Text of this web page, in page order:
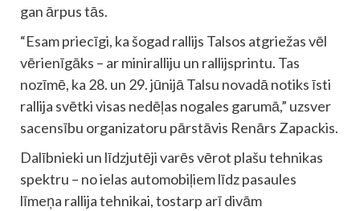
gan ārpus tās.
“Esam priecīgi, ka šogad rallijs Talsos atgriežas vēl
vērienīgāks – ar miniralliju un rallijsprintu. Tas
nozīmē, ka 28. un 29. jūnijā Talsu novadā notiks īsti
rallija svētki visas nedēļas nogales garumā,” uzsver
sacensību organizatoru pārstāvis Renārs Zapackis.
Dalībnieki un līdzjutēji varēs vērot plašu tehnikas
spektru – no ielas automobiļiem līdz pasaules
līmeņa rallija tehnikai, tostarp arī divām